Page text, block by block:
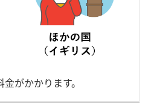
がかかります。